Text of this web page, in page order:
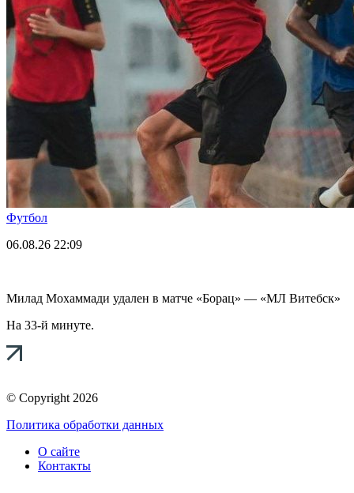
Футбол
06.08.26 22:09
Милад Мохаммади удален в матче «Борац» — «МЛ Витебск»
На 33-й минуте.
© Copyright 2026
Политика обработки данных
О сайте
Контакты